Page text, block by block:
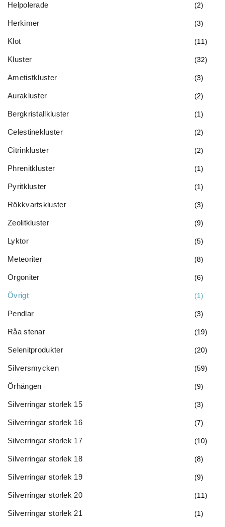
Helpolerade (2)
Herkimer (3)
Klot (11)
Kluster (32)
Ametistkluster (3)
Aurakluster (2)
Bergkristallkluster (1)
Celestinekluster (2)
Citrinkluster (2)
Phrenitkluster (1)
Pyritkluster (1)
Rökkvartskluster (3)
Zeolitkluster (9)
Lyktor (5)
Meteoriter (8)
Orgoniter (6)
Övrigt (1)
Pendlar (3)
Råa stenar (19)
Selenitprodukter (20)
Silversmycken (59)
Örhängen (9)
Silverringar storlek 15 (3)
Silverringar storlek 16 (7)
Silverringar storlek 17 (10)
Silverringar storlek 18 (8)
Silverringar storlek 19 (9)
Silverringar storlek 20 (11)
Silverringar storlek 21 (1)